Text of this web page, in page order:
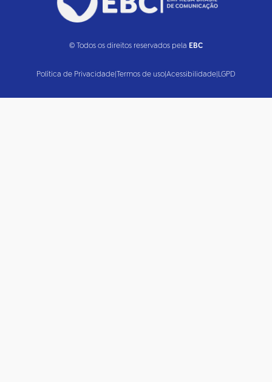
© Todos os direitos reservados pela EBC
Política de Privacidade|Termos de uso|Acessibilidade|LGPD